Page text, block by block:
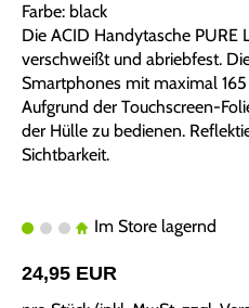
Farbe: black
Die ACID Handytasche
verschweißt und abriebfest.
Smartphones mit maximal
Aufgrund der Touchscreen-
der Hülle zu bedienen.
Sichtbarkeit.
Im Store lagernd
24,95 EUR